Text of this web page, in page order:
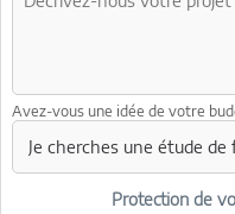
Avez-vous une idée de votre
Protection de